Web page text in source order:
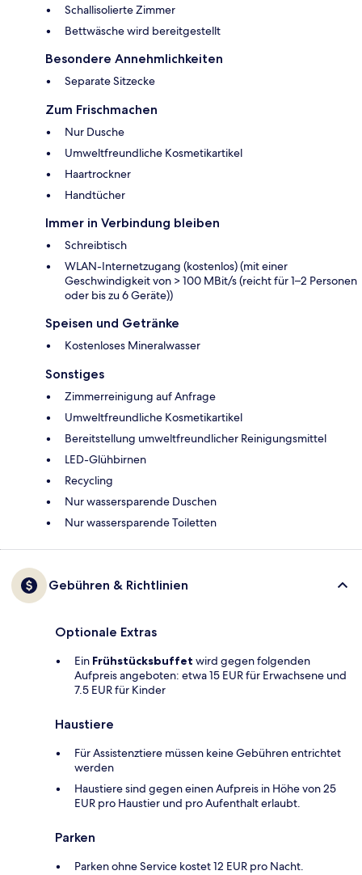
Schallisolierte Zimmer
Bettwäsche wird bereitgestellt
Besondere Annehmlichkeiten
Separate Sitzecke
Zum Frischmachen
Nur Dusche
Umweltfreundliche Kosmetikartikel
Haartrockner
Handtücher
Immer in Verbindung bleiben
Schreibtisch
WLAN-Internetzugang (kostenlos) (mit einer
Geschwindigkeit von > 100 MBit/s (reicht für 1–2 Personen
oder bis zu 6 Geräte))
Speisen und Getränke
Kostenloses Mineralwasser
Sonstiges
Zimmerreinigung auf Anfrage
Umweltfreundliche Kosmetikartikel
Bereitstellung umweltfreundlicher Reinigungsmittel
LED-Glühbirnen
Recycling
Nur wassersparende Duschen
Nur wassersparende Toiletten
Gebühren & Richtlinien
Optionale Extras
Ein Frühstücksbuffet wird gegen folgenden
Aufpreis angeboten: etwa 15 EUR für Erwachsene und
7.5 EUR für Kinder
Haustiere
Für Assistenztiere müssen keine Gebühren entrichtet
werden
Haustiere sind gegen einen Aufpreis in Höhe von 25
EUR pro Haustier und pro Aufenthalt erlaubt.
Parken
Parken ohne Service kostet 12 EUR pro Nacht.